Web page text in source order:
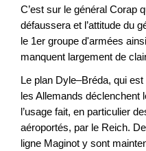
C’est sur le général Corap
défaussera et l’attitude du
le 1er groupe d'armées
manquent largement de
Le plan Dyle–Bréda, qui
les Allemands déclenchent
l’usage fait, en particulier
aéroportés, par le Reich.
ligne Maginot y sont